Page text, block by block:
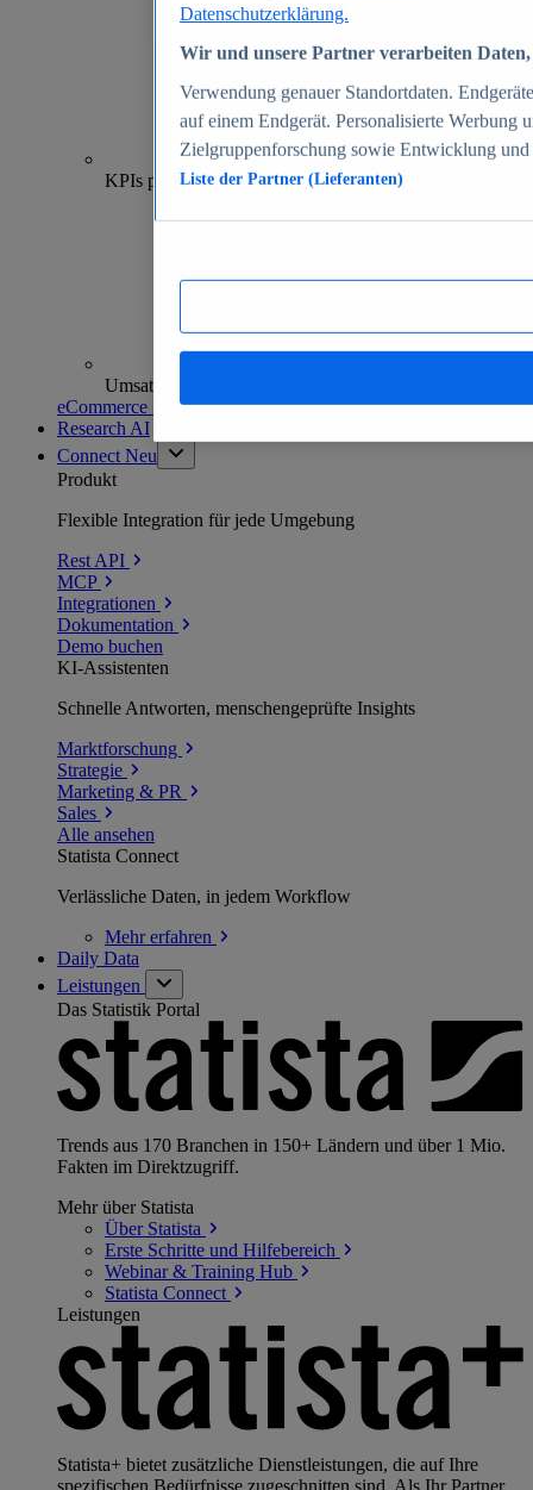
70+
KPIs pro Shop
Umsatzanalysen und -prognosen
eCommerce Insights entdecken
Research AI
Connect Neu
Produkt
Flexible Integration für jede Umgebung
Rest API
MCP
Integrationen
Dokumentation
Demo buchen
KI-Assistenten
Schnelle Antworten, menschengeprüfte Insights
Marktforschung
Strategie
Marketing & PR
Sales
Alle ansehen
Statista Connect
Verlässliche Daten, in jedem Workflow
Mehrerfahren
Daily Data
Leistungen
Das Statistik Portal
Trends aus 170 Branchen in 150+ Ländern und über 1 Mio.
Fakten im Direktzugriff.
Mehr über Statista
Über Statista
Erste Schritte und Hilfebereich
Webinar & Training Hub
Statista Connect
Leistungen
Statista+ bietet zusätzliche Dienstleistungen, die auf Ihre
spezifischen Bedürfnisse zugeschnitten sind. Als Ihr Partner
Datenschutzerklärung.
Wir und unsere Partner verarbeiten
Verwendung genauer Standortdaten.
auf einem Endgerät. Personalisierte Werbung
Zielgruppenforschung sowie Entwicklung
Liste der Partner (Lieferanten)